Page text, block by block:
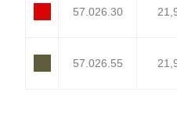
57.026.30
57.026.55